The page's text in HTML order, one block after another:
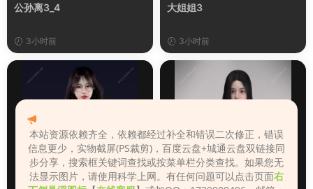
公孙离3_4
3小时前
大姐姐3
3小时前
本站资源依赖齐全，依赖都经过补全和错误二次修正，错误
信息更少，实物截屏(PS裁剪)，百度云盘+城通云盘双链接同
步分享，搜索框关键词查找或按菜单栏分类查找。如果您无
法显示图片，请使用科学上网。有任何问题可以点击页面右